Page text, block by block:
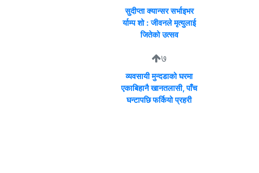
सुदीप्ता क्यान्सर सर्भाइभर
र्याम्प शो : जीवनले मृत्युलाई
जितेको उत्सव
७
व्यवसायी मुन्दडाको घरमा
एकाबिहानै खानतलासी, पाँच
घन्टापछि फर्कियो प्रहरी